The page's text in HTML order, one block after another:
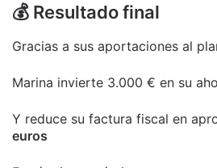
💰 Resultado final
Gracias a sus aportaciones al
Marina invierte 3.000 € en su
Y reduce su factura fiscal en
euros